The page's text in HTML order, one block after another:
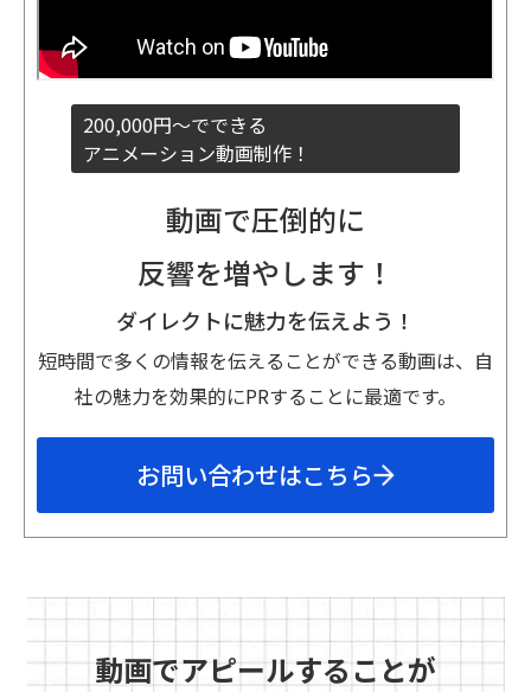
200,000円～でできる
アニメーション動画制作！
動画で圧倒的に
反響を増やします！
ダイレクトに魅力を伝えよう！
短時間で多くの情報を伝えることができる動画は、自
社の魅力を効果的にPRすることに最適です。
お問い合わせはこちら
動画でアピールすることが